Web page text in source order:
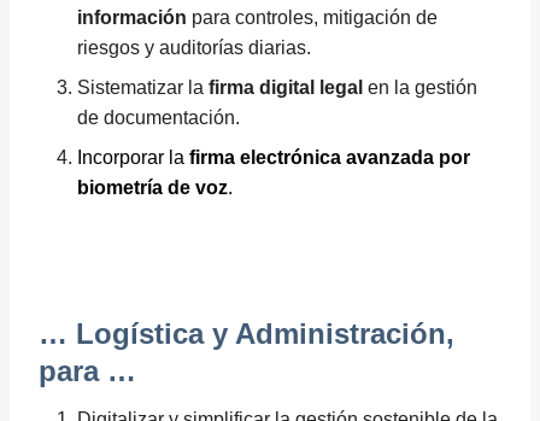
información para controles, mitigación de
riesgos y auditorías diarias.
Sistematizar la firma digital legal en la gestión
de documentación.
Incorporar la firma electrónica avanzada por
biometría de voz.
… Logística y Administración,
para …